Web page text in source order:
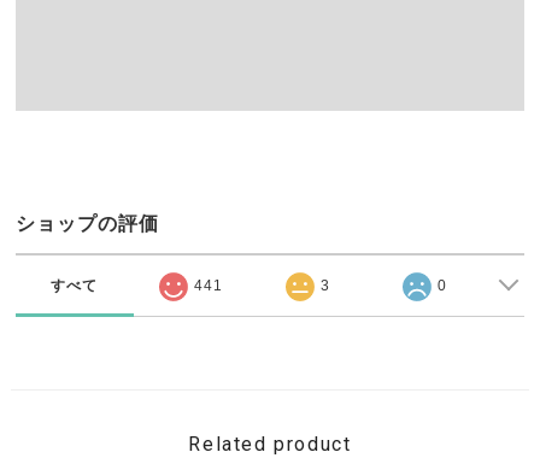
ショップの評価
すべて 441 3 0
Related product